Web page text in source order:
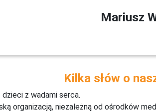
Mariusz
Kilka słów o
z wadami serca.
organizacją, niezależną od ośrodków